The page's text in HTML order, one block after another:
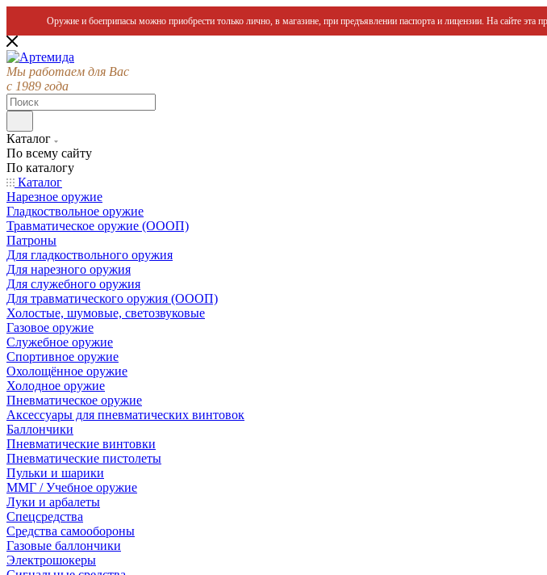
Оружие и боеприпасы можно приобрести только лично, в магазине, при предъявлении паспорта и лицензии. На сайте эта
Мы работаем для Вас
с 1989 года
Каталог
По всему сайту
По каталогу
Каталог
Нарезное оружие
Гладкоствольное оружие
Травматическое оружие (ОООП)
Патроны
Для гладкоствольного оружия
Для нарезного оружия
Для служебного оружия
Для травматического оружия (ОООП)
Холостые, шумовые, светозвуковые
Газовое оружие
Служебное оружие
Спортивное оружие
Охолощённое оружие
Холодное оружие
Пневматическое оружие
Аксессуары для пневматических винтовок
Баллончики
Пневматические винтовки
Пневматические пистолеты
Пульки и шарики
ММГ / Учебное оружие
Луки и арбалеты
Спецсредства
Средства самообороны
Газовые баллончики
Электрошокеры